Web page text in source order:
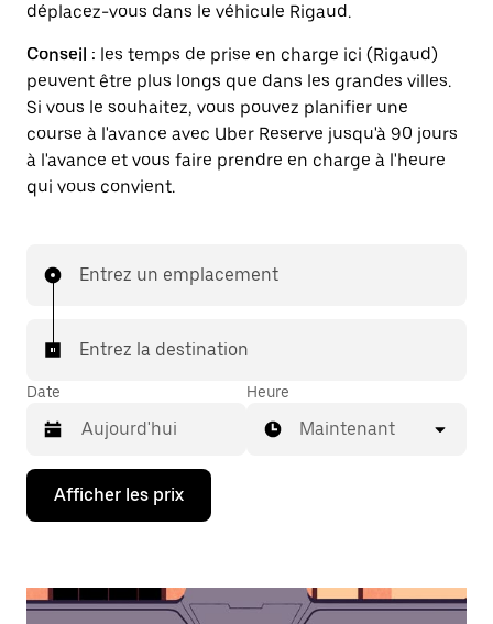
déplacez-vous dans le véhicule Rigaud.
Conseil : les temps de prise en charge ici (Rigaud)
peuvent être plus longs que dans les grandes villes.
Si vous le souhaitez, vous pouvez planifier une
course à l'avance avec Uber Reserve jusqu'à 90 jours
à l'avance et vous faire prendre en charge à l'heure
qui vous convient.
Entrez un emplacement
Entrez la destination
Date
Appuyez
la
bas
Heure
Maintenant
Afficher les prix